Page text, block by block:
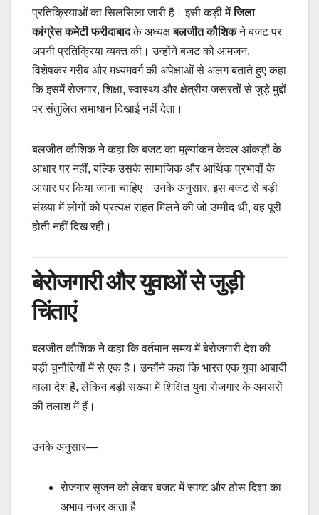
प्रतिक्रियाओं का सिलसिला जारी है। इसी कड़ी मेंजिला
कांग्रेस कमेटी फरीदाबादके अध्यक्षबलजीत कौशिकने बजट पर
अपनी प्रतिक्रिया व्यक्त की। उन्होंने बजट को आमजन,
विशेषकर गरीब और मध्यमवर्ग की अपेक्षाओं से अलग बताते हुए कहा
कि इसमें रोजगार, शिक्षा, स्वास्थ्य और क्षेत्रीय जरूरतों से जुड़े मुद्दों
पर संतुलित समाधान दिखाई नहीं देता।
बलजीत कौशिक ने कहा कि बजट का मूल्यांकन केवल आंकड़ों के
आधार पर नहीं, बल्कि उसके सामाजिक और आर्थिक प्रभावों के
आधार पर किया जाना चाहिए। उनके अनुसार, इस बजट से बड़ी
संख्या में लोगों को प्रत्यक्ष राहत मिलने की जो उम्मीद थी, वह पूरी
होती नहीं दिख रही।
बेरोजगारी और युवाओं से जुड़ी
चिंताएं
बलजीत कौशिक ने कहा कि वर्तमान समय में बेरोजगारी देश की
बड़ी चुनौतियों में से एक है। उन्होंने कहा कि भारत एक युवा आबादी
वाला देश है, लेकिन बड़ी संख्या में शिक्षित युवा रोजगार के अवसरों
की तलाश में हैं।
उनके अनुसार—
रोजगार सृजन को लेकर बजट में स्पष्ट और ठोस दिशा का
अभाव नजर आता है